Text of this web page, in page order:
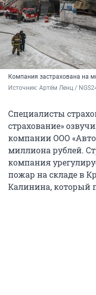
Компания застрахована на
Источник: Артём Ленц /
Специалисты
страхование»
компании ООО
миллиона рублей.
компания
пожар на складе в
Калинина, который